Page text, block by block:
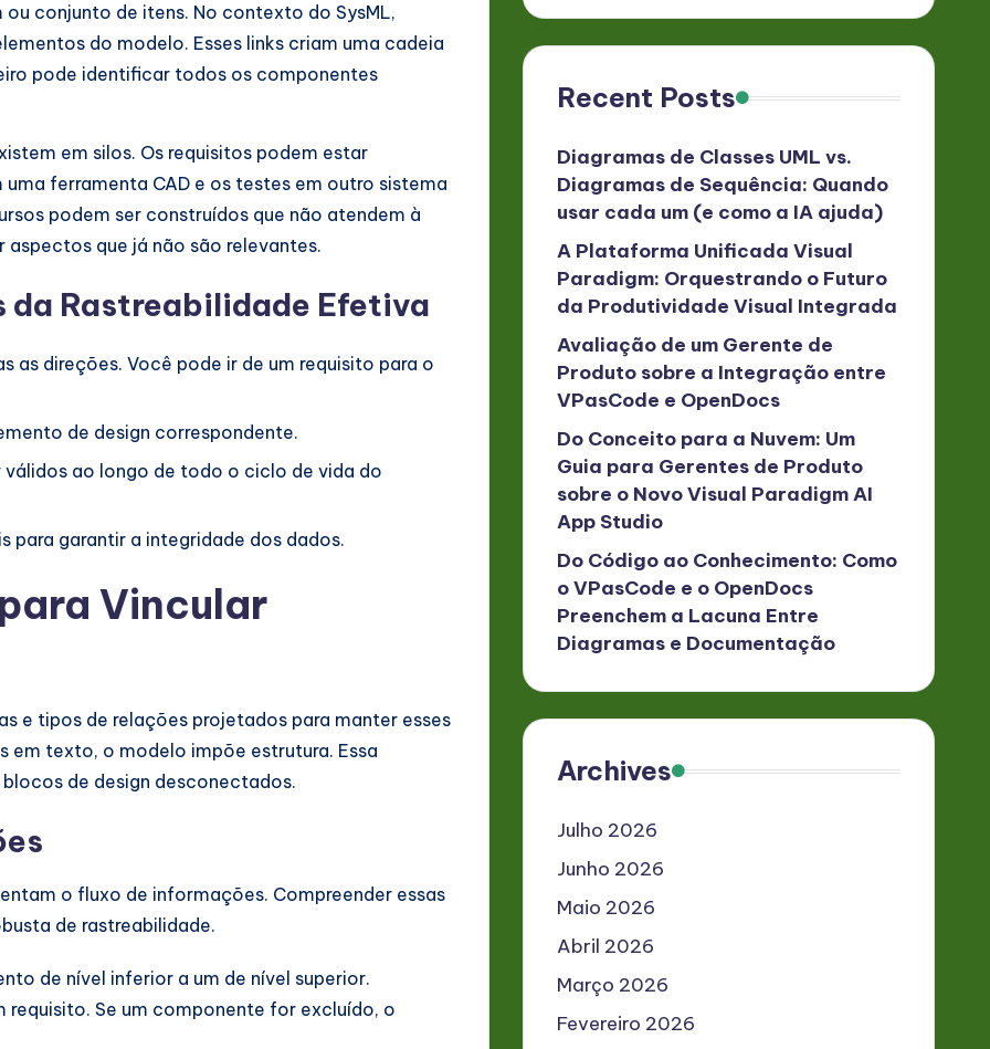
conjunto de itens. No contexto do SysML,
do modelo. Esses links criam uma cadeia
pode identificar todos os componentes
em silos. Os requisitos podem estar
ferramenta CAD e os testes em outro sistema
podem ser construídos que não atendem à
que já não são relevantes.
Rastreabilidade Efetiva
as direções. Você pode ir de um requisito para o
de design correspondente.
válidos ao longo de todo o ciclo de vida do
para garantir a integridade dos dados.
Vincular
e tipos de relações projetados para manter esses
em texto, o modelo impõe estrutura. Essa
de design desconectados.
o fluxo de informações. Compreender essas
de rastreabilidade.
de nível inferior a um de nível superior.
Se um componente for excluído, o
Recent Posts
Diagramas de Classes UML vs.
Diagramas de Sequência: Quando
usar cada um (e como a IA ajuda)
A Plataforma Unificada Visual
Paradigm: Orquestrando o Futuro
da Produtividade Visual Integrada
Avaliação de um Gerente de
Produto sobre a Integração entre
VPasCode e OpenDocs
Do Conceito para a Nuvem: Um
Guia para Gerentes de Produto
sobre o Novo Visual Paradigm AI
App Studio
Do Código ao Conhecimento: Como
o VPasCode e o OpenDocs
Preenchem a Lacuna Entre
Diagramas e Documentação
Archives
Julho 2026
Junho 2026
Maio 2026
Abril 2026
Março 2026
Fevereiro 2026